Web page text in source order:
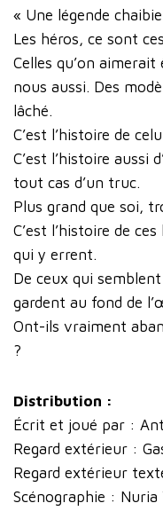
« Une légende
Les héros, ce sont
Celles qu’on
nous aussi. Des
lâché.
C’est l’histoire de
C’est l’histoire aussi
tout cas d’un truc.
Plus grand que soi,
C’est l’histoire de
qui y errent.
De ceux qui
gardent au fond de
Ont-ils vraiment
?
Distribution :
Écrit et joué par :
Regard extérieur :
Regard extérieur
Scénographie : Nuria